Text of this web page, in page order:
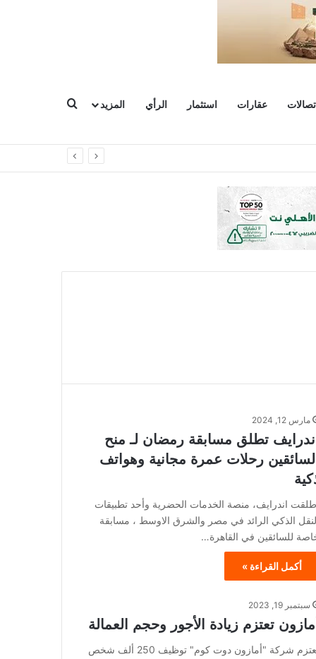
عقارات استثمار الرأي المزيد
مارس 12, 2024
اندرايف تطلق مسابقة رمضان لـ منح
السائقين رحلات عمرة مجانية وهواتف
اندرايف، منصة الخدمات الحضرية وأحد تطبيقات
الذكي الرائد في مصر والشرق الاوسط ، مسابقة
للسائقين في القاهرة…
أكمل القراءة »
سبتمبر 19, 2023
أمازون تعتزم زيادة الأجور وحجم العمالة
تعتزم شركة "أمازون دوت كوم" توظيف 250 ألف شخص